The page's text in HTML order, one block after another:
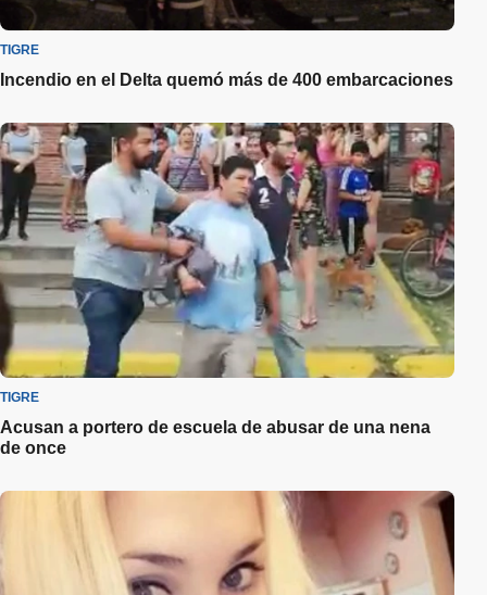
TIGRE
Incendio en el Delta quemó más de 400 embarcaciones
TIGRE
Acusan a portero de escuela de abusar de una nena
de once